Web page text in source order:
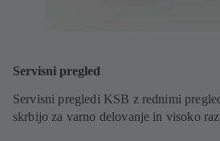
Servisni pregled
Servisni pregledi KSB z rednimi
skrbijo za varno delovanje in visoko